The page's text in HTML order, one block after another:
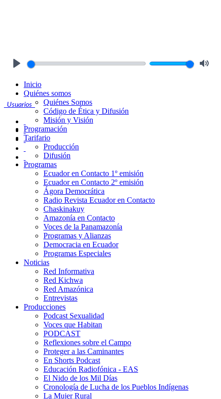
Usuarios
Inicio
Quiénes somos
Quiénes Somos
Código de Ética y Difusión
Misión y Visión
Programación
Tarifario
Producción
Difusión
Programas
Ecuador en Contacto 1º emisión
Ecuador en Contacto 2º emisión
Ágora Democrática
Radio Revista Ecuador en Contacto
Chaskinakuy
Amazonía en Contacto
Voces de la Panamazonía
Programas y Alianzas
Democracia en Ecuador
Programas Especiales
Noticias
Red Informativa
Red Kichwa
Red Amazónica
Entrevistas
Producciones
Podcast Sexualidad
Voces que Habitan
PODCAST
Reflexiones sobre el Campo
Proteger a las Caminantes
En Shorts Podcast
Educación Radiofónica - EAS
El Nido de los Mil Días
Cronología de Lucha de los Pueblos Indígenas
La Mujer Rural